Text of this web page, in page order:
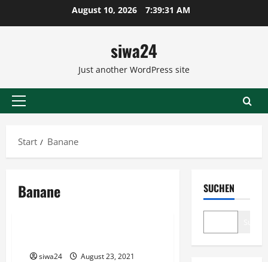
August 10, 2026 7:39:31 AM
siwa24
Just another WordPress site
Primäres
Start
Banane
Banane
siwa24
August 23, 2021
SUCHEN